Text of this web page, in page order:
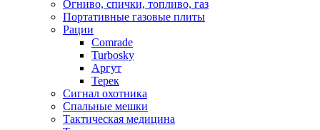
Огниво, спички, топливо, газ
Портативные газовые плиты
Рации
Comrade
Turbosky
Аргут
Терек
Сигнал охотника
Спальные мешки
Тактическая медицина